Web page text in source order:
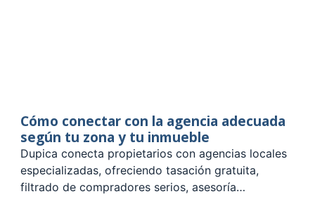
Cómo conectar con la agencia adecuada
según tu zona y tu inmueble
Dupica conecta propietarios con agencias locales
especializadas, ofreciendo tasación gratuita,
filtrado de compradores serios, asesoría…